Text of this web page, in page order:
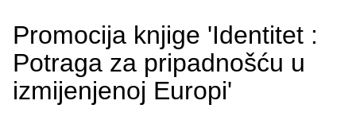
Promocija knjige 'Identitet :
Potraga za pripadnošću u
izmijenjenoj Europi'